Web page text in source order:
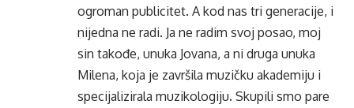
ogroman publicitet. A kod nas tri generacije, i
nijedna ne radi. Ja ne radim svoj posao, moj
sin takođe, unuka Jovana, a ni druga unuka
Milena, koja je završila muzičku akademiju i
specijalizirala muzikologiju. Skupili smo pare